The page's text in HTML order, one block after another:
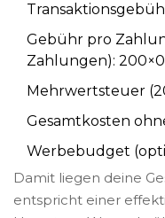
Gebühr pro
Zahlungen):
Mehrwertsteuer
Gesamtkosten
Werbebudget
Damit liegen deine
entspricht einer